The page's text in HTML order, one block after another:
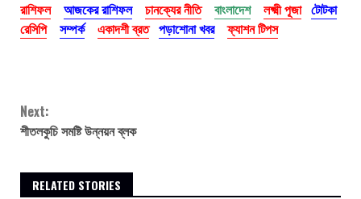
রাশিফল আজকের রাশিফল চানক্যের নীতি বাংলাদেশ লক্ষ্মী পূজা টোটকা
রেসিপি
সম্পর্ক একাদশী ব্রত পড়াশোনা খবর ফ্যাশন টিপস
Continue
Reading
Next:
শীতলকুচি সমষ্টি উন্নয়ন ব্লক
RELATED STORIES